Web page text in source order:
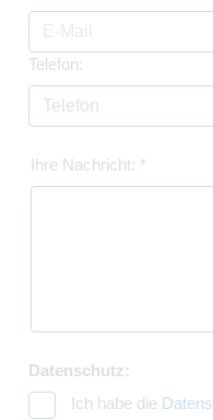
Telefon:
Ihre Nachricht: *
Datenschutz:
Ich habe die